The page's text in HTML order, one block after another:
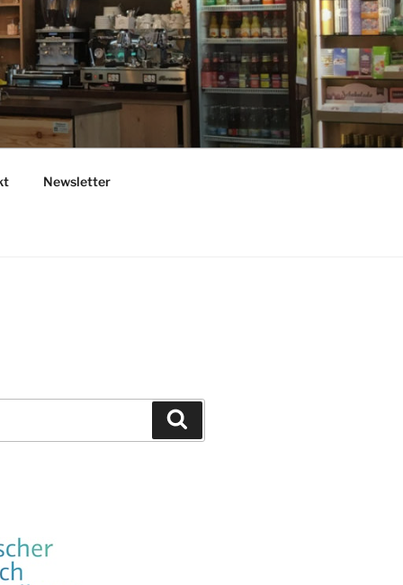
Newsletter